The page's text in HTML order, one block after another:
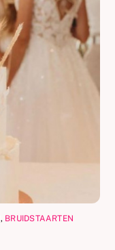
, BRUIDSTAARTEN